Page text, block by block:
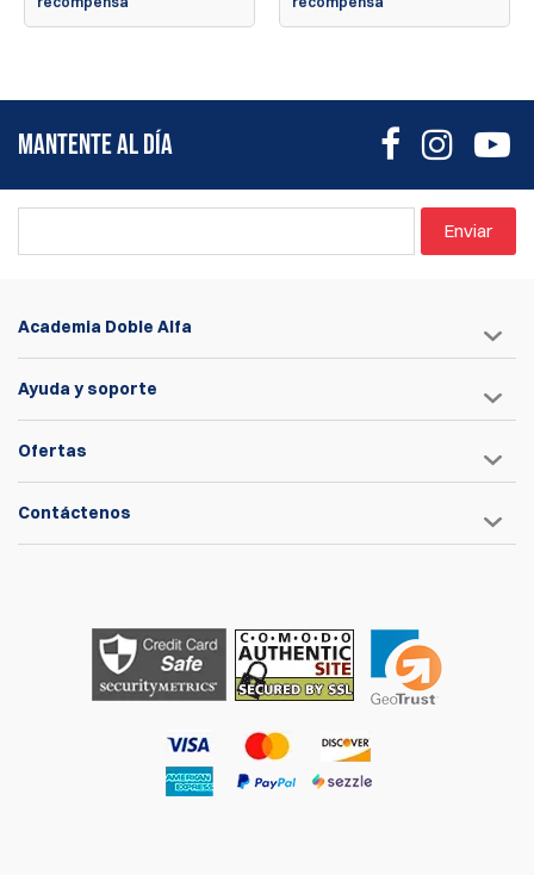
MANTENTE AL DÍA
Enviar
Academia Doble Alfa
Ayuda y soporte
Ofertas
Contáctenos